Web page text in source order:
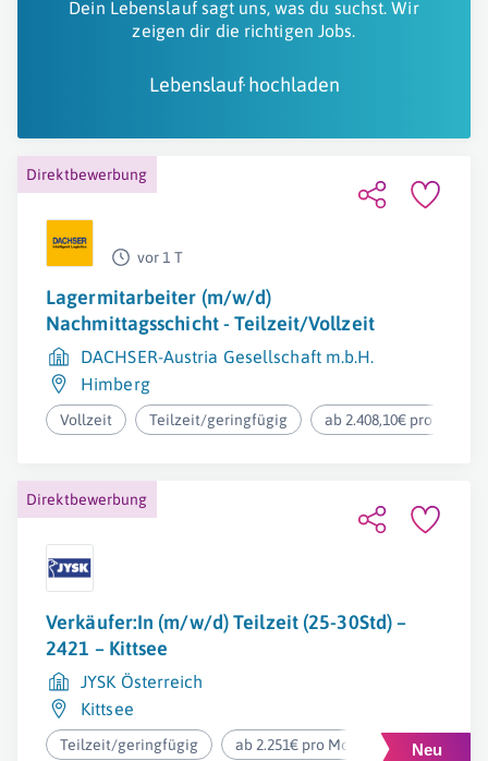
Dein Lebenslauf sagt uns, was du suchst. Wir
zeigen dir die richtigen Jobs.
Lebenslauf hochladen
Direktbewerbung
vor 1 T
Lagermitarbeiter (m/w/d)
Nachmittagsschicht - Teilzeit/Vollzeit
DACHSER-Austria Gesellschaft m.b.H.
Himberg
Vollzeit Teilzeit/geringfügig ab 2.408,10€ pro Monat
Direktbewerbung
Verkäufer:In (m/w/d) Teilzeit (25-30Std) –
2421 – Kittsee
JYSK Österreich
Kittsee
Teilzeit/geringfügig ab 2.251€ pro Monat